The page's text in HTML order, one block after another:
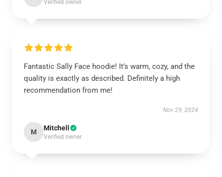
Verified owner
Fantastic Sally Face hoodie! It’s warm, cozy, and the
quality is exactly as described. Definitely a high
recommendation from me!
Nov 29, 2024
M Mitchell
Verified owner